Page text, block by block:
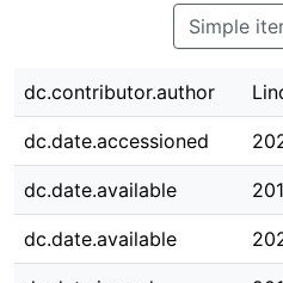
Simple
dc.contributor.author
dc.date.accessioned
dc.date.available
dc.date.available